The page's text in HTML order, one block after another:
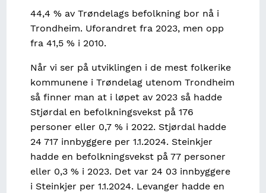
44,4 % av Trøndelags befolkning bor nå i
Trondheim. Uforandret fra 2023, men opp
fra 41,5 % i 2010.
Når vi ser på utviklingen i de mest folkerike
kommunene i Trøndelag utenom Trondheim
så finner man at i løpet av 2023 så hadde
Stjørdal en befolkningsvekst på 176
personer eller 0,7 % i 2022. Stjørdal hadde
24 717 innbyggere per 1.1.2024. Steinkjer
hadde en befolkningsvekst på 77 personer
eller 0,3 % i 2023. Det var 24 03 innbyggere
i Steinkjer per 1.1.2024. Levanger hadde en